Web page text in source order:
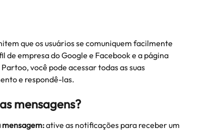
que os usuários se comuniquem facilmente
de empresa do Google e Facebook e a página
você pode acessar todas as suas
e respondê-las.
mensagens?
mensagem: ative as notificações para receber um